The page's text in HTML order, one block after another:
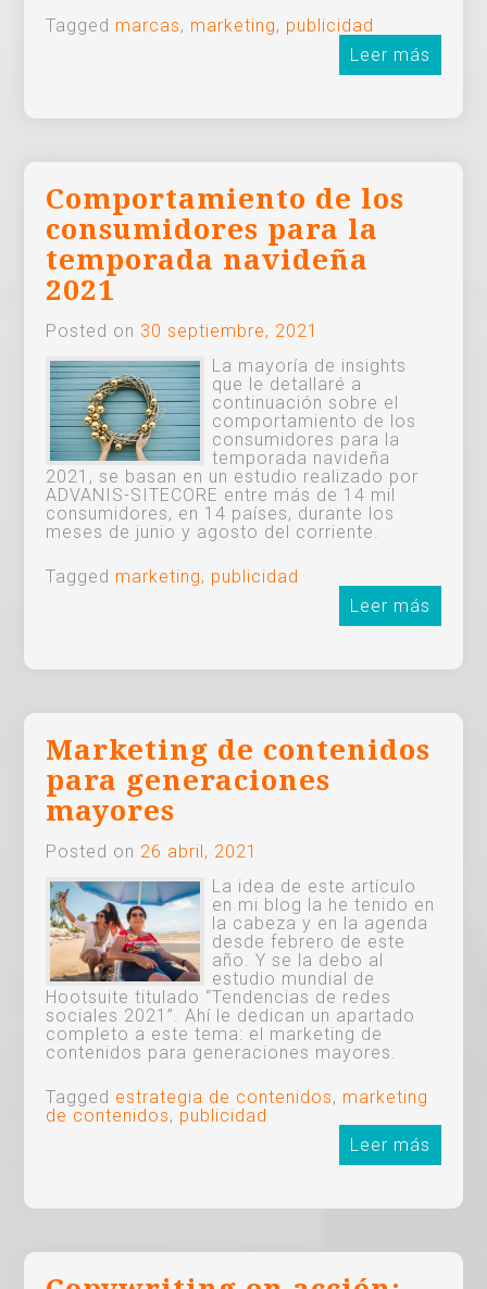
Tagged marcas, marketing, publicidad
Leer más
Comportamiento de los
consumidores para la
temporada navideña
2021
Posted on 30 septiembre, 2021
La mayoría de insights
que le detallaré a
continuación sobre el
comportamiento de los
consumidores para la
temporada navideña
2021, se basan en un estudio realizado por
ADVANIS-SITECORE entre más de 14 mil
consumidores, en 14 países, durante los
meses de junio y agosto del corriente.
Tagged marketing, publicidad
Leer más
Marketing de contenidos
para generaciones
mayores
Posted on 26 abril, 2021
La idea de este artículo
en mi blog la he tenido en
la cabeza y en la agenda
desde febrero de este
año. Y se la debo al
estudio mundial de
Hootsuite titulado “Tendencias de redes
sociales 2021”. Ahí le dedican un apartado
completo a este tema: el marketing de
contenidos para generaciones mayores.
Tagged estrategia de contenidos, marketing
de contenidos, publicidad
Leer más